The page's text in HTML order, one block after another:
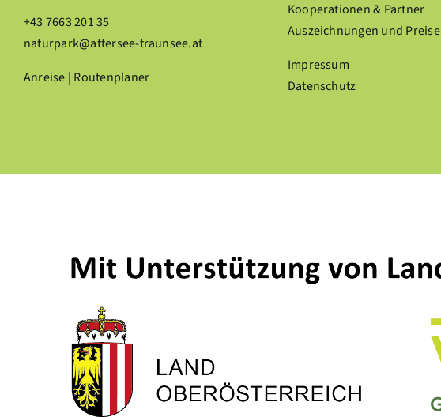
+43 7663 201 35
naturpark@attersee-traunsee.at
Anreise | Routenplaner
Kooperationen & Partner
Auszeichnungen und Preise
Impressum
Datenschutz